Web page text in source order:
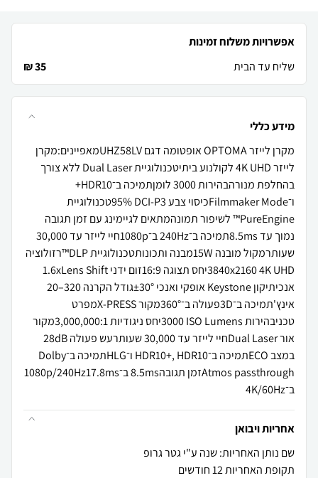
אפשרויות משלוח זמינות
שליח עד הבית
35 ₪
מידע כללי
מקרן לייזר OPTOMA אופטומה דגם UHZ58LVמאפיינים:מקרן
לייזר 4K UHD לקולנוע ביתיטכנולוגיית Dual Laser ללא צורך
בהחלפת מנורהבהירות ‎3000 לומןתמיכה ב־HDR10+
ו־Filmmaker Modeכיסוי צבע ‎95% DCI-P3טכנולוגיית
PureEngine™ לשיפור תמונהמתאים לגיימינג עם זמן תגובה
נמוך עד ‎8.5msתמיכה ב־240Hz ב־1080pחיי לייזר עד ‎30,000
שעותרמקול מובנה ‎15Wמבנה ותכונותטכנולוגיית DLP™רזולוציה
‎3840x2160 4K UHDיחס תצוגה ‎16:9זום ידני ‎1.6xLens Shift
אנכיתיקון Keystone אופקי ואנכי ‎±30°גודל הקרנה ‎20–320
אינץ'תמיכה ב־3Dפעולה ב־360°מקור X-PRESSמפרט
טכניבהירות ‎3000 ISO Lumensיחס ניגודיות ‎3,000,000:1מקור
אור Dual Laserחיי לייזר עד ‎30,000 שעותרעש פעולה ‎28dB
במצב ECOתמיכה ב־HDR10+, HDR10 ו־HLGתמיכה ב־Dolby
Atmos passthroughזמן תגובה‎8.5ms ב־1080p/240Hz‎17.8ms
ב־4K/60Hz
אחריות ויבואן
שם נותן האחריות: שנה ע"י גטר גרופ
תקופת האחריות 12 חודשים